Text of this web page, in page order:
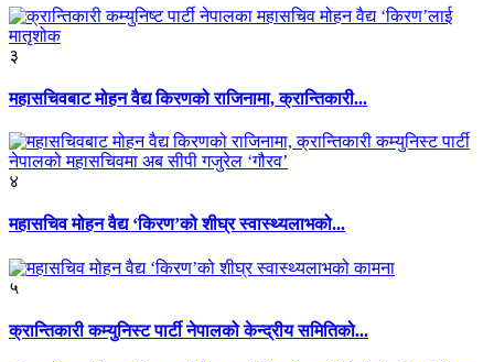
३
महासचिवबाट मोहन वैद्य किरणको राजिनामा, क्रान्तिकारी...
४
महासचिव मोहन वैद्य ‘किरण’को शीघ्र स्वास्थ्यलाभको...
५
क्रान्तिकारी कम्युनिस्ट पार्टी नेपालको केन्द्रीय समितिको...